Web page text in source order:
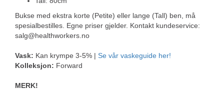
Bukse med ekstra korte (Petite) eller lange (Tall) ben, må
spesialbestilles. Egne priser gjelder. Kontakt kundeservice:
salg@healthworkers.no
Vask: Kan krympe 3-5% | Se vår vaskeguide her!
Kolleksjon: Forward
MERK!